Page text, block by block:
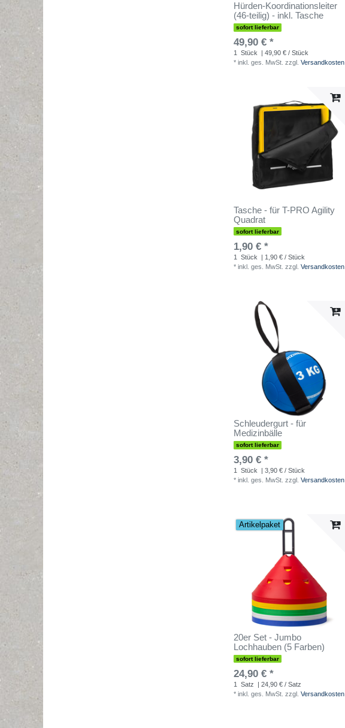
Hürden-Koordinationsleiter
(46-teilig) - inkl. Tasche
sofort lieferbar
49,90 € *
1 Stück
| 49,90 € / Stück
* inkl. ges. MwSt. zzgl. Versandkosten
Tasche - für T-PRO Agility
Quadrat
sofort lieferbar
1,90 € *
1 Stück
| 1,90 € / Stück
* inkl. ges. MwSt. zzgl. Versandkosten
Schleudergurt - für
Medizinbälle
sofort lieferbar
3,90 € *
1 Stück
| 3,90 € / Stück
* inkl. ges. MwSt. zzgl. Versandkosten
Artikelpaket
20er Set - Jumbo
Lochhauben (5 Farben)
sofort lieferbar
24,90 € *
1 Satz
| 24,90 € / Satz
* inkl. ges. MwSt. zzgl. Versandkosten